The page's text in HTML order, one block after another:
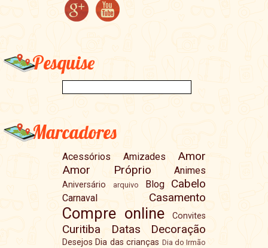
Pesquise
Marcadores
Acessórios Amizades
Amor
Amor Próprio
Animes
Aniversário arquivo Blog Cabelo
Carnaval Casamento
Compre online Convites
Curitiba Datas Decoração
Desejos Dia das crianças Dia do Irmão